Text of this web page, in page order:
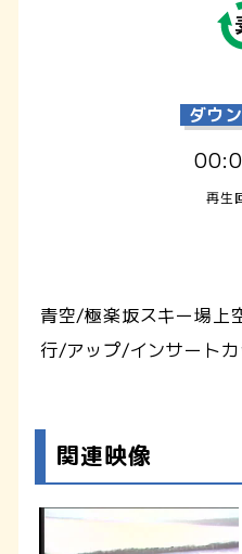
ダウ
再生
青空/極楽坂スキー場上
行/アップ/インサート
関連映像